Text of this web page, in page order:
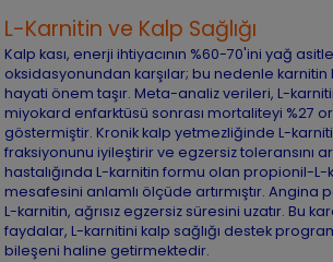
L-Karnitin ve Kalp Sağlığı
Kalp kası, enerji ihtiyacının %60-70'ini yağ
oksidasyonundan karşılar; bu nedenle karnitin
hayati önem taşır. Meta-analiz verileri, L-
miyokard enfarktüsü sonrası mortaliteyi %27
göstermiştir. Kronik kalp yetmezliğinde L-
fraksiyonunu iyileştirir ve egzersiz toleransını
hastalığında L-karnitin formu olan propionil-L-
mesafesini anlamlı ölçüde artırmıştır. Angina
L-karnitin, ağrısız egzersiz süresini uzatır. Bu
faydalar, L-karnitini kalp sağlığı destek
bileşeni haline getirmektedir.